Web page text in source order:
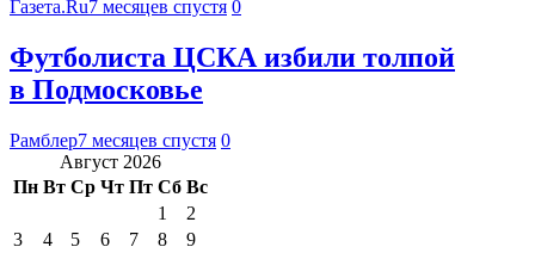
Газета.Ru7 месяцев спустя 0
Футболиста ЦСКА избили толпой
в Подмосковье
Рамблер7 месяцев спустя 0
Август 2026
Пн Вт Ср Чт Пт Сб Вс
1
2
3
4 5 6 7 8
9